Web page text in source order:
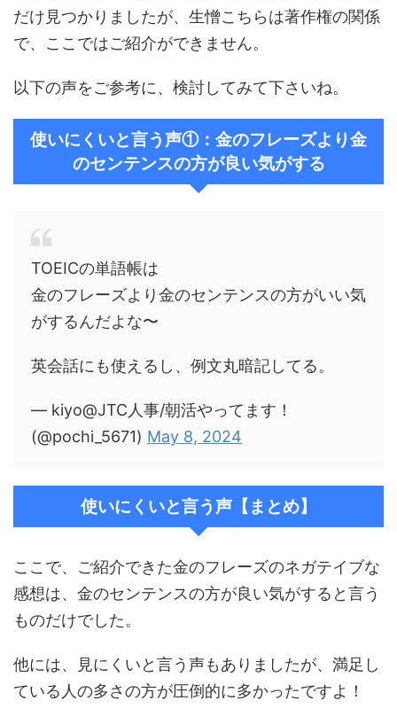
だけ見つかりましたが、生憎こちらは著作権の関係
で、ここではご紹介ができません。
以下の声をご参考に、検討してみて下さいね。
使いにくいと言う声①：金のフレーズより金
のセンテンスの方が良い気がする
TOEICの単語帳は
金のフレーズより金のセンテンスの方がいい気
がするんだよな〜
英会話にも使えるし、例文丸暗記してる。
— kiyo@JTC人事/朝活やってます！
(@pochi_5671) May 8, 2024
使いにくいと言う声【まとめ】
ここで、ご紹介できた金のフレーズのネガテイブな
感想は、金のセンテンスの方が良い気がすると言う
ものだけでした。
他には、見にくいと言う声もありましたが、満足し
ている人の多さの方が圧倒的に多かったですよ！